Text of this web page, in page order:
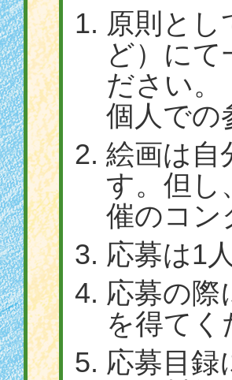
原則とし
ど）に
ださい。
個人での
絵画は自
す。但し
催のコン
応募は1
応募の際
を得てく
応募目録